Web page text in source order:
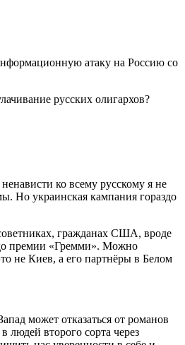
атаку на Россию со
русских олигархов?
ко всему русскому я не
Но украинская кампания гораздо
гражданах США, вроде
премии «Гремми». Можно
не Киев, а его партнёры в Белом
может отказаться от романов
людей второго сорта через